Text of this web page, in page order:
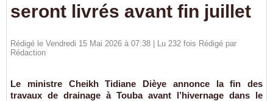
seront livrés avant fin juillet
Rédigé le Vendredi 15 Mai 2026 à 07:38 | Lu 232 fois Rédigé par
Rédaction
Le ministre Cheikh Tidiane Dièye annonce la fin des
travaux de drainage à Touba avant l’hivernage dans le